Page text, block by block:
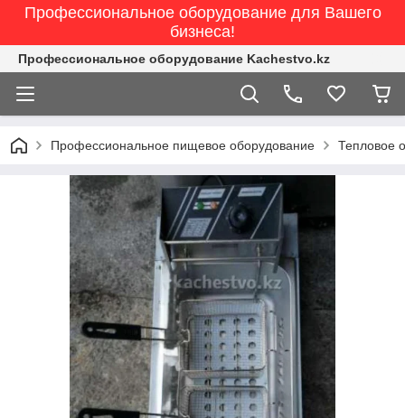
Профессиональное оборудование для Вашего
бизнеса!
Профессиональное оборудование Kachestvo.kz
Профессиональное пищевое оборудование Тепловое